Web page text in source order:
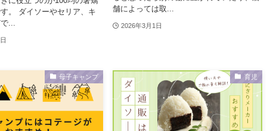
。 ダイソーやセリア、キ
...
舗によっては取...
2026年3月1日
母子キャンプ 育児